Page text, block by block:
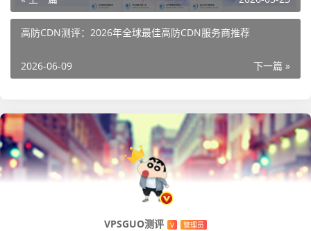
先说句实话，很多人以为：Akamai是“突然退出”。
后面Akamai正式确认：2026年6月30日后，中国大陆CDN
服务将停止。
未来中国业务，将转交：腾讯云，网宿科技等合作伙伴承
接。
为什么这件事影响这么大？
高防CDN测评：2026年全球最佳高防CDN服务商推荐
下一篇 »
2026-06-09
VPSGUO测评 V 管理员